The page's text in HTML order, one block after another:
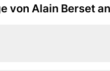
von Alain Berset